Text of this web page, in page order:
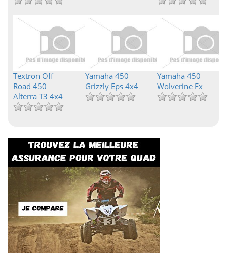
Textron Off
Road 450
Alterra T3 4x4
Yamaha 450
Grizzly Eps 4x4
Yamaha 450
Wolverine Fx